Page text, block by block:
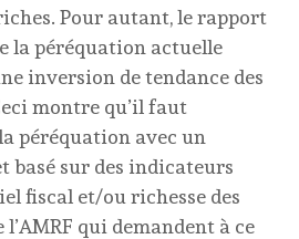
Pour autant, le rapport
la péréquation actuelle
inversion de tendance des
montre qu’il faut
péréquation avec un
basé sur des indicateurs
fiscal et/ou richesse des
qui demandent à ce